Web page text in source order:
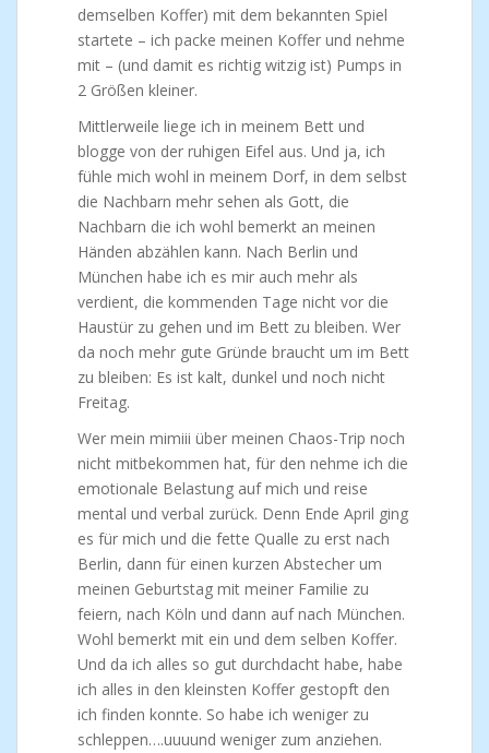
demselben Koffer) mit dem bekannten Spiel
startete – ich packe meinen Koffer und nehme
mit – (und damit es richtig witzig ist) Pumps in
2 Größen kleiner.
Mittlerweile liege ich in meinem Bett und
blogge von der ruhigen Eifel aus. Und ja, ich
fühle mich wohl in meinem Dorf, in dem selbst
die Nachbarn mehr sehen als Gott, die
Nachbarn die ich wohl bemerkt an meinen
Händen abzählen kann. Nach Berlin und
München habe ich es mir auch mehr als
verdient, die kommenden Tage nicht vor die
Haustür zu gehen und im Bett zu bleiben. Wer
da noch mehr gute Gründe braucht um im Bett
zu bleiben: Es ist kalt, dunkel und noch nicht
Freitag.
Wer mein mimiii über meinen Chaos-Trip noch
nicht mitbekommen hat, für den nehme ich die
emotionale Belastung auf mich und reise
mental und verbal zurück. Denn Ende April ging
es für mich und die fette Qualle zu erst nach
Berlin, dann für einen kurzen Abstecher um
meinen Geburtstag mit meiner Familie zu
feiern, nach Köln und dann auf nach München.
Wohl bemerkt mit ein und dem selben Koffer.
Und da ich alles so gut durchdacht habe, habe
ich alles in den kleinsten Koffer gestopft den
ich finden konnte. So habe ich weniger zu
schleppen….uuuund weniger zum anziehen.